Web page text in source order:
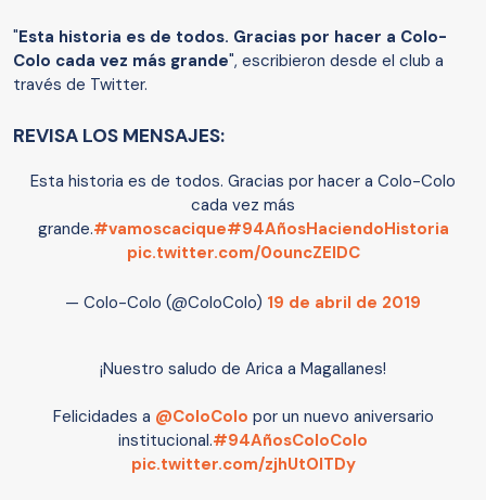
"Esta historia es de todos. Gracias por hacer a Colo-
Colo cada vez más grande", escribieron desde el club a
través de Twitter.
REVISA LOS MENSAJES:
Esta historia es de todos. Gracias por hacer a Colo-Colo
cada vez más
grande.#vamoscacique#94AñosHaciendoHistoria
pic.twitter.com/0ouncZEIDC
— Colo-Colo (@ColoColo) 19 de abril de 2019
¡Nuestro saludo de Arica a Magallanes!
Felicidades a @ColoColo por un nuevo aniversario
institucional.#94AñosColoColo
pic.twitter.com/zjhUtOlTDy